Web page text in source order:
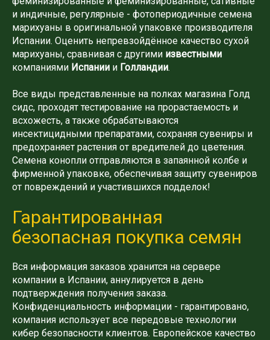
и индичные, регулярные - фотопериодичные семена
марихуаны в оригинальной упаковке производителя
Испании. Оценить непревзойдённое качество сухой
марихуаны, сравнивая с другими известными
компаниями Испании и Голландии.
Все виды представленные на полках магазина Голд
сидс, проходят тестирование на прорастаемость и
всхожесть, а также обрабатываются
инсектицидными препаратами, сохраняя сувениры и
предохраняет растения от вредителей до цветения.
Семена конопли отправляются в запаянной колбе и
фирменной упаковке, обеспечивая защиту сувениров
от повреждений и участившихся подделок!
Гарантированная
безопасная покупка семян
Вся информация заказов хранится на сервере
компании в Испании, аннулируется в день
подтверждения получения заказа.
Конфиденциальность информации - гарантировано,
компания использует все передовые технологии
кибер безопасности клиентов. Европейское качество